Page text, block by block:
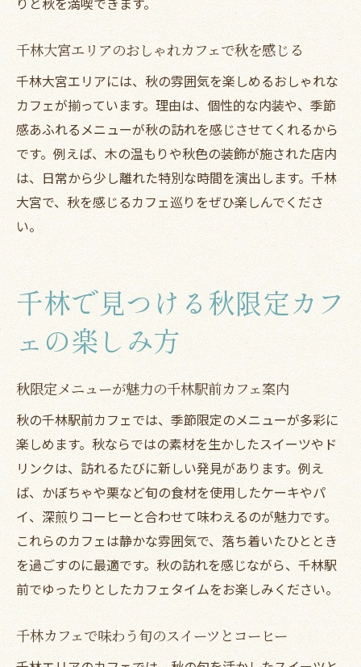
する
静かな午後におすすめの千林カフェ体験
秋の千林カフェで長居できる理由と魅力
千林大宮 喫茶店で味わう秋の午後の余韻
おしゃれカフェで秋の読書や作業に最適な
空間
千林カフェの落ち着いた雰囲気で午後を満
長居にぴったり秋のカフェ選び千林駅編
千林カフェで長居しやすい秋のポイント紹
介
秋におすすめの千林駅前ゆったりカフェ特
商店街ランチ後に立ち寄れる千林カフェ案
内
千林大宮エリアで秋に人気の長居カフェと
は
千林カフェで秋の午後をのんびり過ごす方
法
おしゃれな千林カフェで秋のリラックスタ
秋のひとときを彩る千林駅カフェ特集
千林大宮エリアのおしゃれカフェで秋を感じる
千林大宮エリアには、秋の雰囲気を楽しめるおしゃれな
カフェが揃っています。理由は、個性的な内装や、季節
感あふれるメニューが秋の訪れを感じさせてくれるから
です。例えば、木の温もりや秋色の装飾が施された店内
は、日常から少し離れた特別な時間を演出します。千林
大宮で、秋を感じるカフェ巡りをぜひ楽しんでくださ
い。
千林で見つける秋限定カフ
ェの楽しみ方
秋限定メニューが魅力の千林駅前カフェ案内
秋の千林駅前カフェでは、季節限定のメニューが多彩に
楽しめます。秋ならではの素材を生かしたスイーツやド
リンクは、訪れるたびに新しい発見があります。例え
ば、かぼちゃや栗など旬の食材を使用したケーキやパ
イ、深煎りコーヒーと合わせて味わえるのが魅力です。
これらのカフェは静かな雰囲気で、落ち着いたひととき
を過ごすのに最適です。秋の訪れを感じながら、千林駅
前でゆったりとしたカフェタイムをお楽しみください。
千林カフェで味わう旬のスイーツとコーヒー